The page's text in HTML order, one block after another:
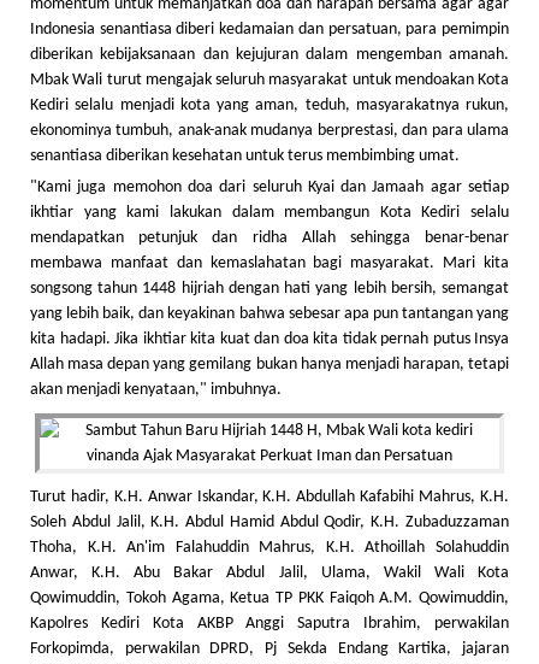
momentum untuk memanjatkan doa dan harapan bersama agar agar
Indonesia senantiasa diberi kedamaian dan persatuan, para pemimpin
diberikan kebijaksanaan dan kejujuran dalam mengemban amanah.
Mbak Wali turut mengajak seluruh masyarakat untuk mendoakan Kota
Kediri selalu menjadi kota yang aman, teduh, masyarakatnya rukun,
ekonominya tumbuh, anak-anak mudanya berprestasi, dan para ulama
senantiasa diberikan kesehatan untuk terus membimbing umat.
"Kami juga memohon doa dari seluruh Kyai dan Jamaah agar setiap
ikhtiar yang kami lakukan dalam membangun Kota Kediri selalu
mendapatkan petunjuk dan ridha Allah sehingga benar-benar
membawa manfaat dan kemaslahatan bagi masyarakat. Mari kita
songsong tahun 1448 hijriah dengan hati yang lebih bersih, semangat
yang lebih baik, dan keyakinan bahwa sebesar apa pun tantangan yang
kita hadapi. Jika ikhtiar kita kuat dan doa kita tidak pernah putus Insya
Allah masa depan yang gemilang bukan hanya menjadi harapan, tetapi
akan menjadi kenyataan," imbuhnya.
Turut hadir, K.H. Anwar Iskandar, K.H. Abdullah Kafabihi Mahrus, K.H.
Soleh Abdul Jalil, K.H. Abdul Hamid Abdul Qodir, K.H. Zubaduzzaman
Thoha, K.H. An'im Falahuddin Mahrus, K.H. Athoillah Solahuddin
Anwar, K.H. Abu Bakar Abdul Jalil, Ulama, Wakil Wali Kota
Qowimuddin, Tokoh Agama, Ketua TP PKK Faiqoh A.M. Qowimuddin,
Kapolres Kediri Kota AKBP Anggi Saputra Ibrahim, perwakilan
Forkopimda, perwakilan DPRD, Pj Sekda Endang Kartika, jajaran